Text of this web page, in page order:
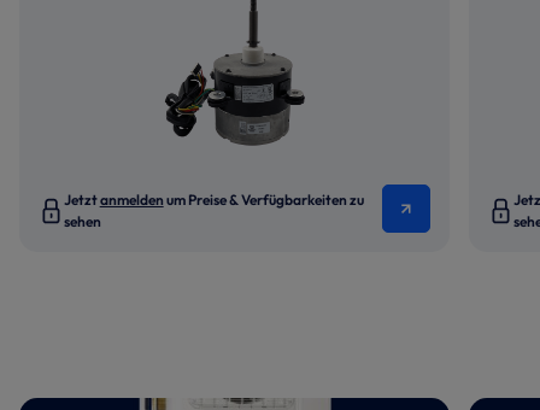
Jetztanmelden um Preise & Verfügbarkeiten zu
sehen